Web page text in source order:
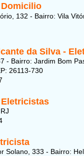
132 - Bairro: Vila
da Silva -
- Bairro: Jardim Bom
26113-730
Solano, 333 - Bairro: